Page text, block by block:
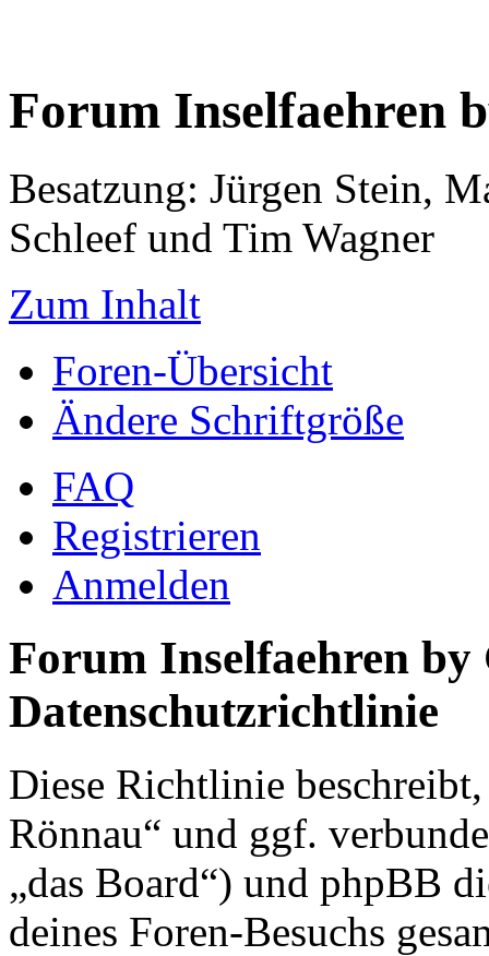
Forum Inselfaehren
Besatzung: Jürgen Stein,
Schleef und Tim Wagner
Zum Inhalt
Foren-Übersicht
Ändere Schriftgröße
FAQ
Registrieren
Anmelden
Forum Inselfaehren by
Datenschutzrichtlinie
Diese Richtlinie
Rönnau“ und ggf.
„das Board“) und phpBB
deines Foren-Besuchs